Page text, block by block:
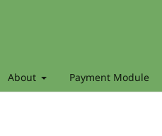
About Payment Module